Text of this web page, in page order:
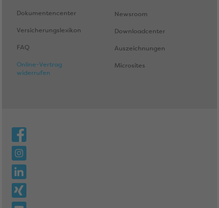
Dokumentencenter
Versicherungslexikon
FAQ
Online-Vertrag
widerrufen
Newsroom
Downloadcenter
Auszeichnungen
Microsites